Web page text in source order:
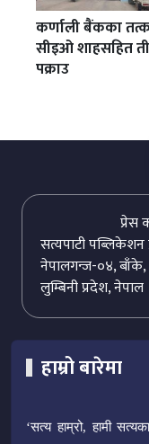
कर्णाली बैंकका
सीइओ शाहसहित
पक्राउ
प्रेस
सत्यपाटी पब्लिकेशन
नेपालगन्ज-०४, बाँके,
लुम्बिनी प्रदेश, नेपाल
हाम्रो बारेमा
‘सत्य हाम्रो, हामी